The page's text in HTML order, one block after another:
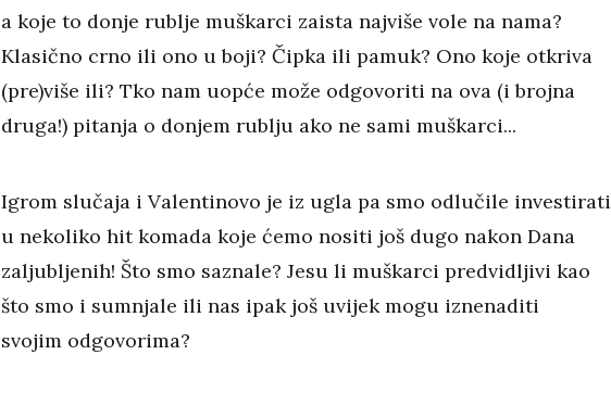
a koje to donje rublje muškarci zaista najviše vole na nama?
Klasično crno ili ono u boji? Čipka ili pamuk? Ono koje otkriva
(pre)više ili? Tko nam uopće može odgovoriti na ova (i brojna
druga!) pitanja o donjem rublju ako ne sami muškarci...
Igrom slučaja i Valentinovo je iz ugla pa smo odlučile investirati
u nekoliko hit komada koje ćemo nositi još dugo nakon Dana
zaljubljenih! Što smo saznale? Jesu li muškarci predvidljivi kao
što smo i sumnjale ili nas ipak još uvijek mogu iznenaditi
svojim odgovorima?